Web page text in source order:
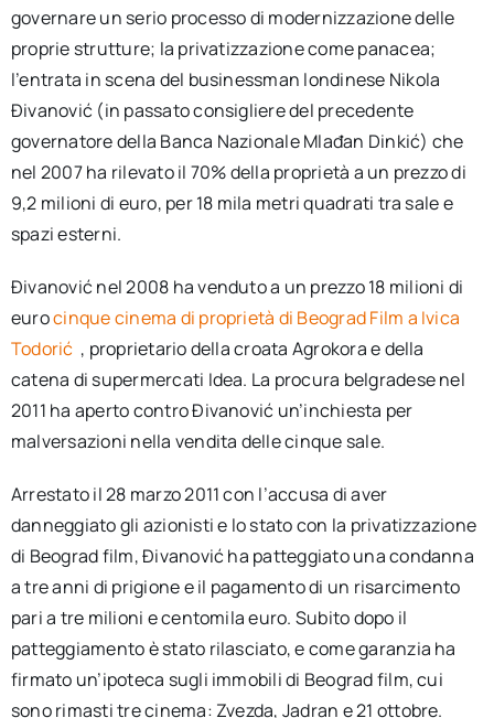
governare un serio processo di modernizzazione delle
proprie strutture; la privatizzazione come panacea;
l’entrata in scena del businessman londinese Nikola
Đivanović (in passato consigliere del precedente
governatore della Banca Nazionale Mlađan Dinkić) che
nel 2007 ha rilevato il 70% della proprietà a un prezzo di
9,2 milioni di euro, per 18 mila metri quadrati tra sale e
spazi esterni.
Đivanović nel 2008 ha venduto a un prezzo 18 milioni di
eurocinque cinema di proprietà di Beograd Film a Ivica
Todorić , proprietario della croata Agrokora e della
catena di supermercati Idea. La procura belgradese nel
2011 ha aperto contro Đivanović un’inchiesta per
malversazioni nella vendita delle cinque sale.
Arrestato il 28 marzo 2011 con l’accusa di aver
danneggiato gli azionisti e lo stato con la privatizzazione
di Beograd film, Đivanović ha patteggiato una condanna
a tre anni di prigione e il pagamento di un risarcimento
pari a tre milioni e centomila euro. Subito dopo il
patteggiamento è stato rilasciato, e come garanzia ha
firmato un’ipoteca sugli immobili di Beograd film, cui
sono rimasti tre cinema: Zvezda, Jadran e 21 ottobre.